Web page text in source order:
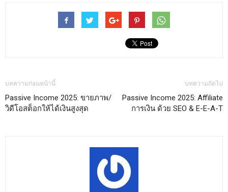
บทความก่อนหน้านี้
Passive Income 2025: ขายภาพ/
วิดีโอสต็อกให้ได้เงินสูงสุด
บทความถัดไป
Passive Income 2025: Affiliate
การเงิน ด้วย SEO & E-E-A-T